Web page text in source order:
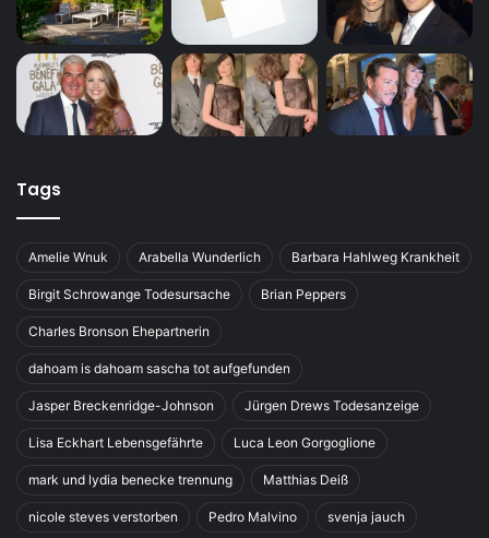
Tags
Amelie Wnuk Arabella Wunderlich Barbara Hahlweg Krankheit
Birgit Schrowange Todesursache Brian Peppers
Charles Bronson Ehepartnerin
dahoam is dahoam sascha tot aufgefunden
Jasper Breckenridge-Johnson Jürgen Drews Todesanzeige
Lisa Eckhart Lebensgefährte Luca Leon Gorgoglione
mark und lydia benecke trennung Matthias Deiß
nicole steves verstorben Pedro Malvino svenja jauch